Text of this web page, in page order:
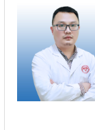
阴